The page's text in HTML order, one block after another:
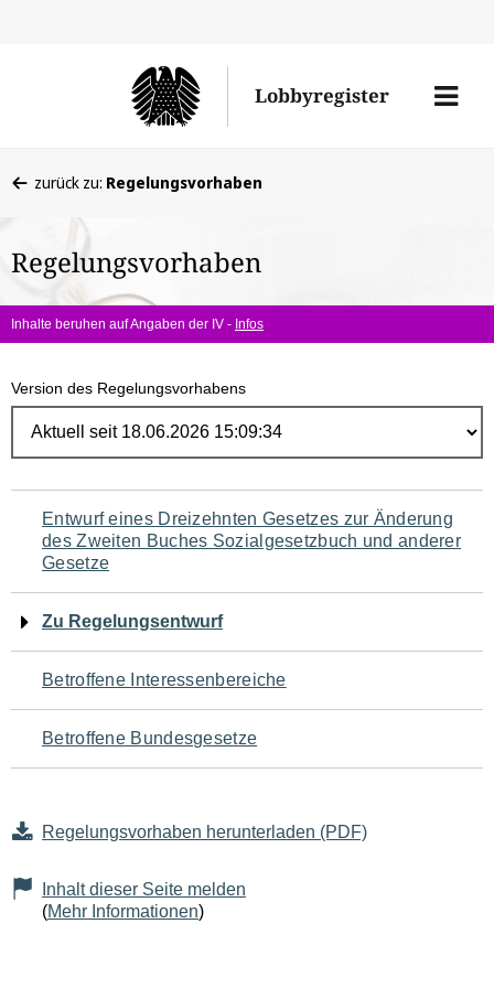
Lobbyregister
Menü
befinden
hier:
zurück zu: Regelungsvorhaben
Regelungsvorhaben
Inhalte beruhen auf Angaben der IV - Infos
Version des Regelungsvorhabens
Navigation
für
den
Seiteninhalt
Entwurf eines Dreizehnten Gesetzes zur Änderung
des Zweiten Buches Sozialgesetzbuch und anderer
Gesetze
Zu Regelungsentwurf
Betroffene Interessenbereiche
Betroffene Bundesgesetze
Regelungsvorhaben herunterladen (PDF)
Inhalt dieser Seite melden
(Mehr Informationen)